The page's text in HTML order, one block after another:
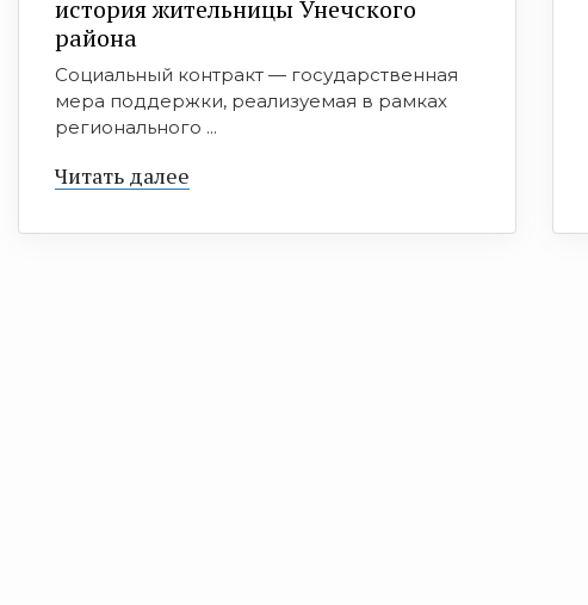
история жительницы Унечского
района
Социальный контракт — государственная
мера поддержки, реализуемая в рамках
регионального ...
Читать далее